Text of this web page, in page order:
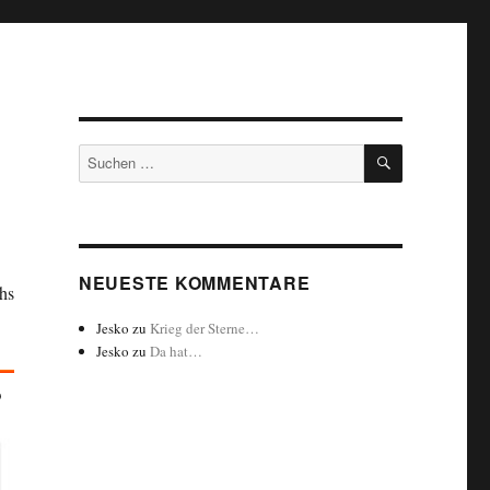
Suchen
nach:
SUCHEN
NEUESTE KOMMENTARE
Jesko zu Krieg der Sterne…
Jesko zuDa hat…